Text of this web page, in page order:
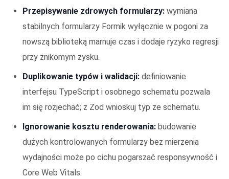
Przepisywanie zdrowych formularzy: wymiana
stabilnych formularzy Formik wyłącznie w pogoni za
nowszą biblioteką marnuje czas i dodaje ryzyko regresji
przy znikomym zysku.
Duplikowanie typów i walidacji: definiowanie
interfejsu TypeScript i osobnego schematu pozwala
im się rozjechać; z Zod wnioskuj typ ze schematu.
Ignorowanie kosztu renderowania: budowanie
dużych kontrolowanych formularzy bez mierzenia
wydajności może po cichu pogarszać responsywność i
Core Web Vitals.